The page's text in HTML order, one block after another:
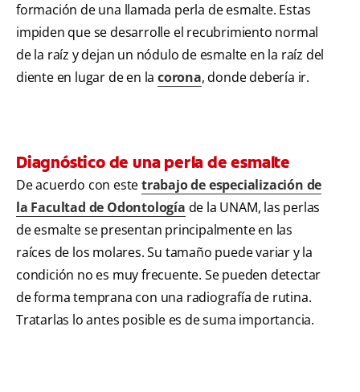
formación de una llamada perla de esmalte. Estas
impiden que se desarrolle el recubrimiento normal
de la raíz y dejan un nódulo de esmalte en la raíz del
diente en lugar de en lacorona, donde debería ir.
Diagnóstico de una perla de esmalte
De acuerdo con estetrabajo de especialización de
la Facultad de Odontología de la UNAM, las perlas
de esmalte se presentan principalmente en las
raíces de los molares. Su tamaño puede variar y la
condición no es muy frecuente. Se pueden detectar
de forma temprana con una radiografía de rutina.
Tratarlas lo antes posible es de suma importancia.